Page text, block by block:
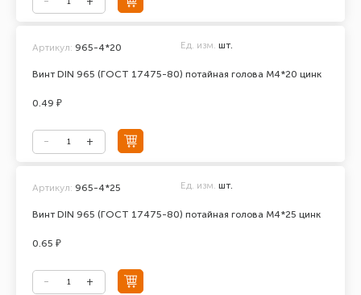
Винт DIN 965 (ГОСТ 17475-80) потайная голова М4*20 цинк
Артикул: 965-4*20 Ед. изм. шт.
0.49 ₽
Винт DIN 965 (ГОСТ 17475-80) потайная голова М4*25 цинк
Артикул: 965-4*25 Ед. изм. шт.
0.65 ₽